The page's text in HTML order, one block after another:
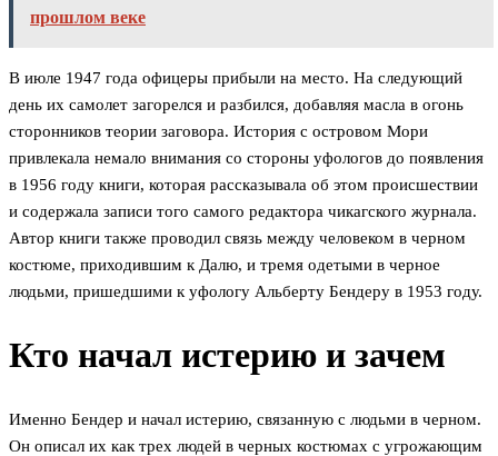
прошлом веке
В июле 1947 года офицеры прибыли на место. На следующий
день их самолет загорелся и разбился, добавляя масла в огонь
сторонников теории заговора. История с островом Мори
привлекала немало внимания со стороны уфологов до появления
в 1956 году книги, которая рассказывала об этом происшествии
и содержала записи того самого редактора чикагского журнала.
Автор книги также проводил связь между человеком в черном
костюме, приходившим к Далю, и тремя одетыми в черное
людьми, пришедшими к уфологу Альберту Бендеру в 1953 году.
Кто начал истерию и зачем
Именно Бендер и начал истерию, связанную с людьми в черном.
Он описал их как трех людей в черных костюмах с угрожающим